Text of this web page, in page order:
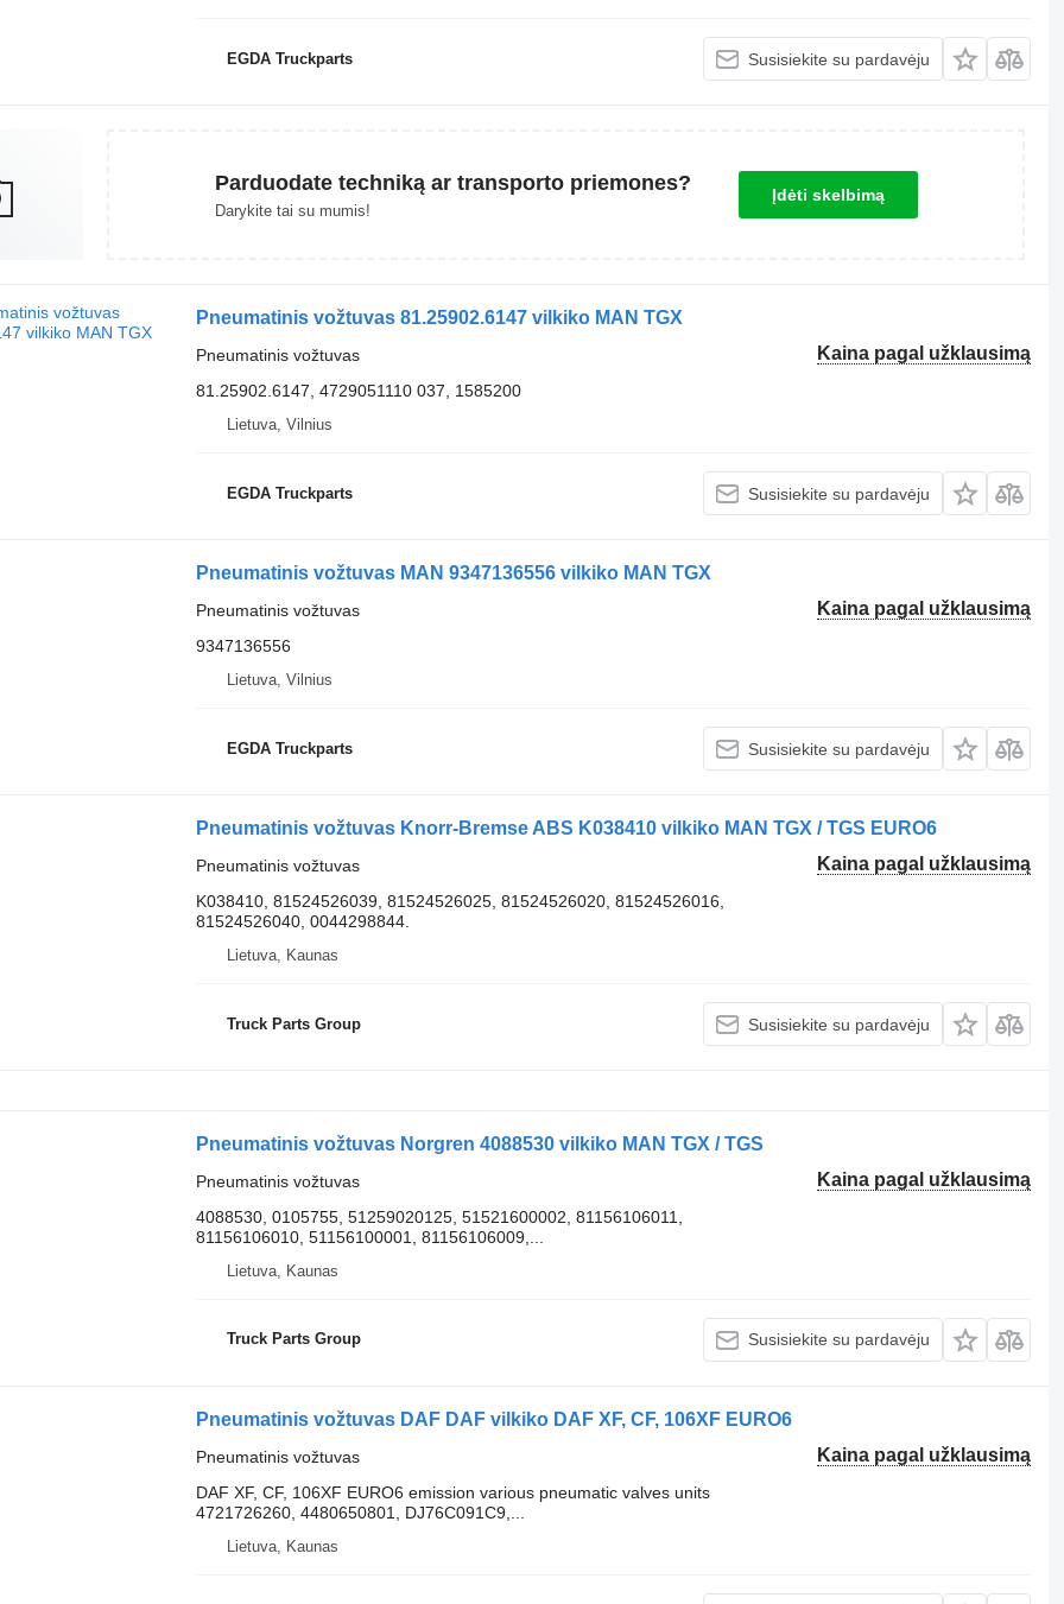
EGDA Truckparts Susisiekite su pardavėju
Parduodate techniką ar transporto priemones?
Darykite tai su mumis!
Įdėti skelbimą
Pneumatinis vožtuvas 81.25902.6147 vilkiko MAN TGX
Kaina pagal užklausimą
Pneumatinis vožtuvas
81.25902.6147, 4729051110 037, 1585200
Lietuva, Vilnius
EGDA Truckparts Susisiekite su pardavėju
Pneumatinis vožtuvas MAN 9347136556 vilkiko MAN TGX
Kaina pagal užklausimą
Pneumatinis vožtuvas
9347136556
Lietuva, Vilnius
EGDA Truckparts Susisiekite su pardavėju
Pneumatinis vožtuvas Knorr-Bremse ABS K038410 vilkiko MAN TGX / TGS EURO6
Kaina pagal užklausimą
Pneumatinis vožtuvas
K038410, 81524526039, 81524526025, 81524526020, 81524526016,
81524526040, 0044298844.
Lietuva, Kaunas
Truck Parts Group Susisiekite su pardavėju
Pneumatinis vožtuvas Norgren 4088530 vilkiko MAN TGX / TGS
Kaina pagal užklausimą
Pneumatinis vožtuvas
4088530, 0105755, 51259020125, 51521600002, 81156106011,
81156106010, 51156100001, 81156106009,...
Lietuva, Kaunas
Truck Parts Group Susisiekite su pardavėju
Pneumatinis vožtuvas DAF DAF vilkiko DAF XF, CF, 106XF EURO6
Kaina pagal užklausimą
Pneumatinis vožtuvas
DAF XF, CF, 106XF EURO6 emission various pneumatic valves units
4721726260, 4480650801, DJ76C091C9,...
Lietuva, Kaunas